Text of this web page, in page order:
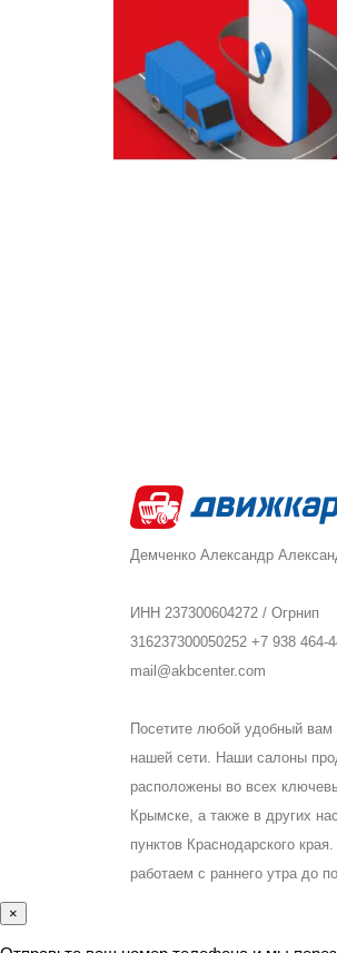
Демченко Александр
ИНН 237300604272 / Огрнип
316237300050252 +7 938 464-
mail@akbcenter.com
Посетите любой удобный вам
нашей сети. Наши салоны
расположены во всех
Крымске, а также в других
пунктов Краснодарского
работаем с раннего утра до
×